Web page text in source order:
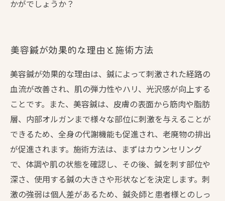
かがでしょうか？
美容鍼が効果的な理由と施術方法
美容鍼が効果的な理由は、鍼によって刺激された経路の
血流が改善され、肌の弾力性やハリ、光沢感が向上する
ことです。また、美容鍼は、皮膚の表面から筋肉や脂肪
層、内部オルガンまで様々な部位に刺激を与えることが
できるため、全身の代謝機能も促進され、老廃物の排出
が促進されます。施術方法は、まずはカウンセリング
で、体調や肌の状態を確認し、その後、鍼を刺す部位や
深さ、使用する鍼の大きさや形状などを決定します。刺
激の強弱は個人差があるため、鍼灸師と患者様とのしっ